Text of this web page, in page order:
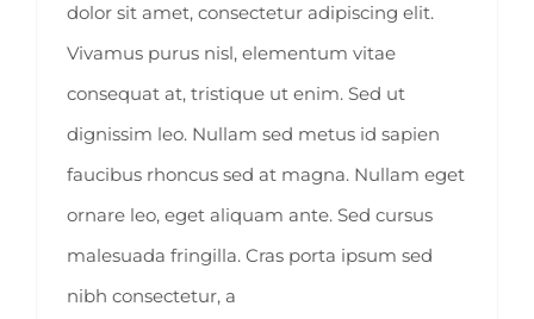
dolor sit amet, consectetur adipiscing elit.
Vivamus purus nisl, elementum vitae
consequat at, tristique ut enim. Sed ut
dignissim leo. Nullam sed metus id sapien
faucibus rhoncus sed at magna. Nullam eget
ornare leo, eget aliquam ante. Sed cursus
malesuada fringilla. Cras porta ipsum sed
nibh consectetur, a